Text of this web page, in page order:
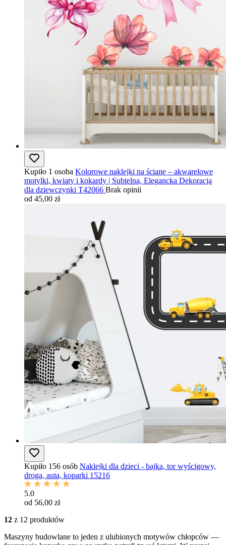
Kupiło 1 osoba Kolorowe naklejki na ścianę – akwarelowe
motylki, kwiaty i kokardy | Subtelna, Elegancka Dekoracja
dla dziewczynki T42066 Brak opinii
od 45,00 zł
Kupiło 156 osób Naklejki dla dzieci - bajka, tor wyścigowy,
droga, auta, koparki 15216
5.0
od 56,00 zł
12 z 12 produktów
Maszyny budowlane to jeden z ulubionych motywów chłopców —